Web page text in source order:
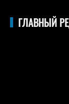
ГЛАВНЫЙ